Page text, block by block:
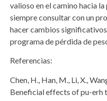
valioso en el camino hacia
siempre consultar con un
hacer cambios
programa de pérdida de
Referencias:
Chen, H., Han, M., Li, X.,
Beneficial effects of pu-erh